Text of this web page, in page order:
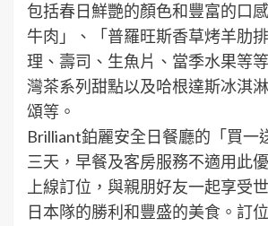
包括春日鮮艷的顏色和豐富的口
牛肉」、「普羅旺斯香草烤羊肋
理、壽司、生魚片、當季水果等
灣茶系列甜點以及哈根達斯冰淇
頌等。
Brilliant鉑麗安全日餐廳的「買一
三天，早餐及客房服務不適用此
上線訂位，與親朋好友一起享受
日本隊的勝利和豐盛的美食。訂